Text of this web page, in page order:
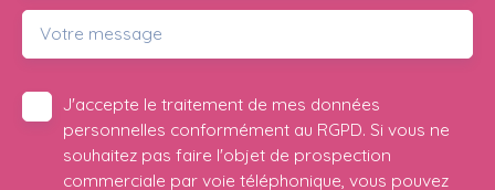
Votre message
J'accepte le traitement de mes données
personnelles conformément au RGPD. Si vous ne
souhaitez pas faire l'objet de prospection
commerciale par voie téléphonique, vous pouvez